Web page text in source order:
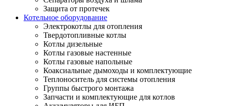
Защита от протечек
Котельное оборудование
Электрокотлы для отопления
Твердотопливные котлы
Котлы дизельные
Котлы газовые настенные
Котлы газовые напольные
Коаксиальные дымоходы и комплектующие
Теплоноситель для системы отопления
Группы быстрого монтажа
Запчасти и комплектующие для котлов